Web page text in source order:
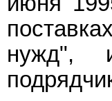
нужд",